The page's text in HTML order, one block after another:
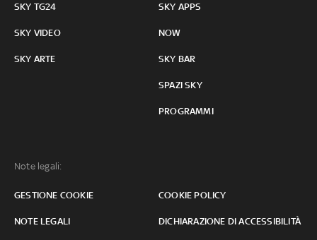
SKY TG24
SKY VIDEO
SKY ARTE
SKY APPS
NOW
SKY BAR
SPAZI SKY
PROGRAMMI
Note legali:
GESTIONE COOKIE COOKIE POLICY
NOTE LEGALI DICHIARAZIONE DI ACCESSIBILITÀ